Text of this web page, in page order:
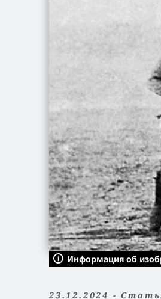
Информация об
23.12.2024 -